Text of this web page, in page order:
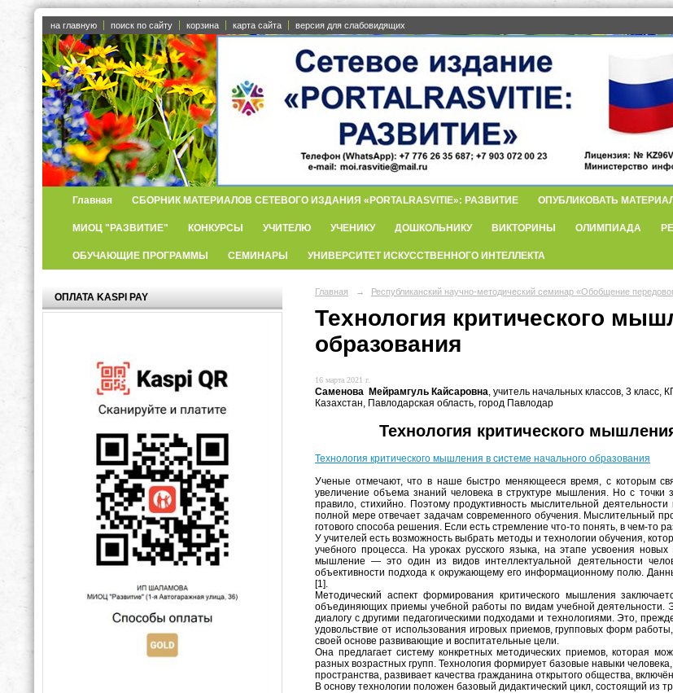
на главную поиск по сайту корзина карта сайта версия для слабовидящих
Главная СБОРНИК МАТЕРИАЛОВ СЕТЕВОГО ИЗДАНИЯ «PORTALRASVITIE»: РАЗВИТИЕ ОПУБЛИКОВАТЬ МАТЕРИАЛ
МИОЦ "РАЗВИТИЕ" КОНКУРСЫ УЧИТЕЛЮ УЧЕНИКУ ДОШКОЛЬНИКУ ВИКТОРИНЫ ОЛИМПИАДА
ОБУЧАЮЩИЕ ПРОГРАММЫ СЕМИНАРЫ УНИВЕРСИТЕТ ИСКУССТВЕННОГО ИНТЕЛЛЕКТА
ОПЛАТА KASPI PAY Главная → Республиканский научно-методический семинар «Обобщение
Технология критического
образования
16 марта 2021 г.
Саменова Мейрамгуль Кайсаровна , учитель начальных классов, 3
Казахстан, Павлодарская область, город Павлодар
Технология критического
Технология критического мышления в системе начального образования
Ученые отмечают, что в наше быстро меняющееся время, с которым
увеличение объема знаний человека в структуре мышления. Но с точки
правило, стихийно. Поэтому продуктивность мыслительной
полной мере отвечает задачам современного обучения. Мыслительный
готового способа решения. Если есть стремление что-то понять, в чем-то
У учителей есть возможность выбрать методы и технологии обучения,
учебного процесса. На уроках русского языка, на этапе усвоения
мышление — это один из видов интеллектуальной деятельности
объективности подхода к окружающему его информационному полю.
[1].
Методический аспект формирования критического мышления
объединяющих приемы учебной работы по видам учебной деятельности.
диалогу с другими педагогическими подходами и технологиями. Это,
удовольствие от использования игровых приемов, групповых форм
своей основе развивающие и воспитательные цели.
Она предлагает систему конкретных методических приемов, которая
разных возрастных групп. Технология формирует базовые навыки
пространства, развивает качества гражданина открытого общества,
В основу технологии положен базовый дидактический цикл, состоящий из